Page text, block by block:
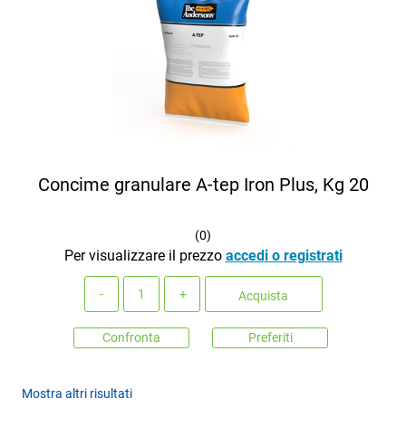
Concime granulare A-tep Iron Plus, Kg 20
(0)
Per visualizzare il prezzo accedi o registrati
Acquista
Confronta Preferiti
Mostra altri risultati